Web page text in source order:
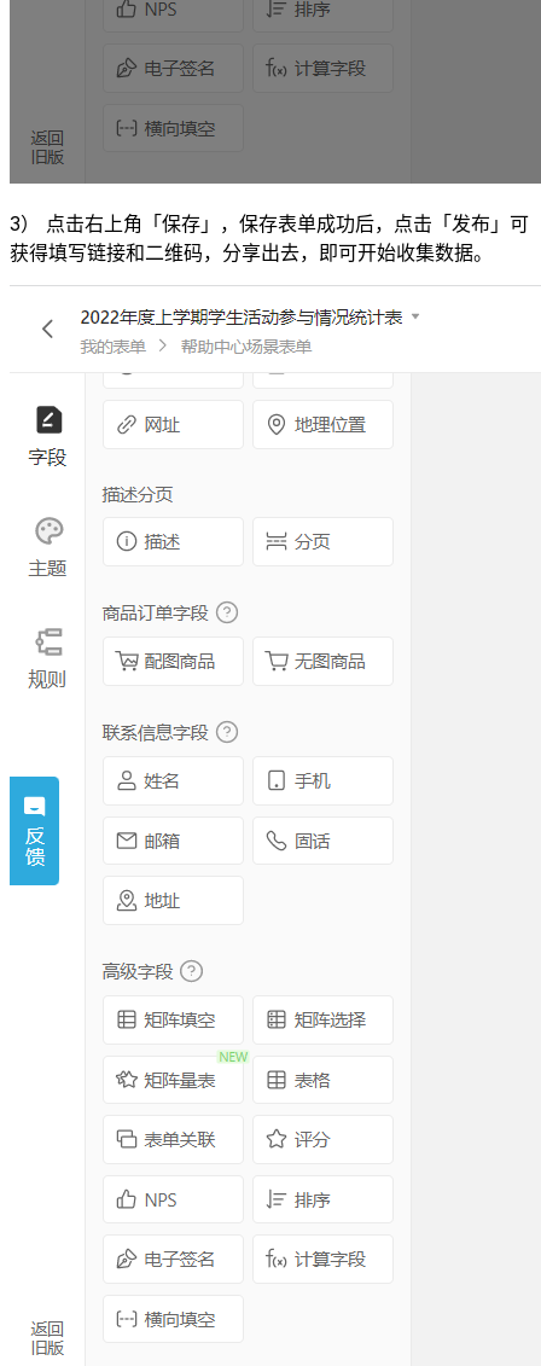
3） 点击右上角「保存」，保存表单成功后，点击「发布」可
获得填写链接和二维码，分享出去，即可开始收集数据。